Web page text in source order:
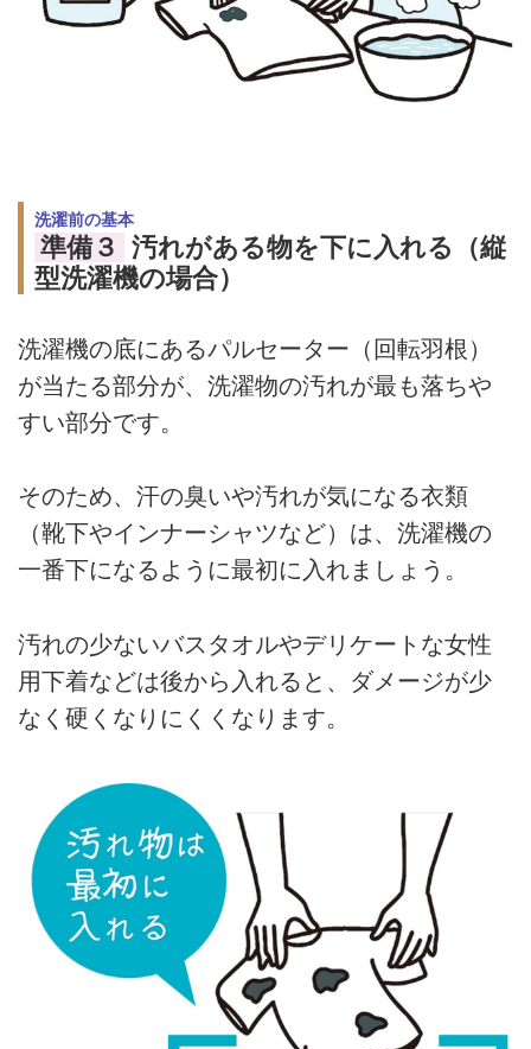
洗濯前の基本
準備３ 汚れがある物を下に入れる（縦
型洗濯機の場合）
洗濯機の底にあるパルセーター（回転羽根）
が当たる部分が、洗濯物の汚れが最も落ちや
すい部分です。
そのため、汗の臭いや汚れが気になる衣類
（靴下やインナーシャツなど）は、洗濯機の
一番下になるように最初に入れましょう。
汚れの少ないバスタオルやデリケートな女性
用下着などは後から入れると、ダメージが少
なく硬くなりにくくなります。